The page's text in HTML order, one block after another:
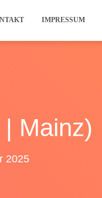
IMPRESSUM
Mainz)
2025